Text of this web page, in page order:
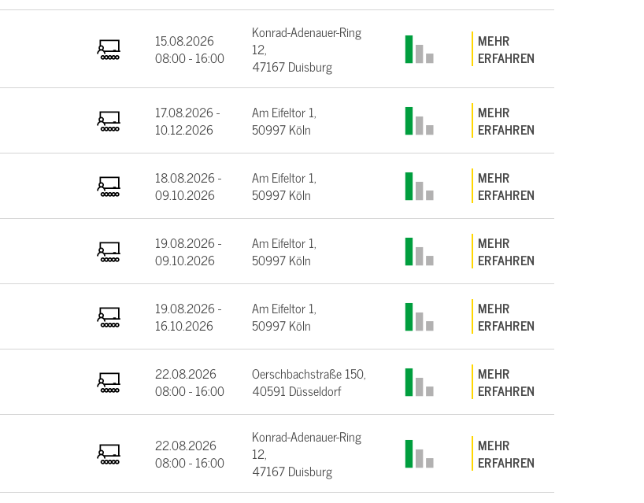
15.08.2026
08:00 - 16:00
Konrad-Adenauer-Ring
12,
47167 Duisburg
MEHR
ERFAHREN
17.08.2026 -
10.12.2026
Am Eifeltor 1,
50997 Köln
MEHR
ERFAHREN
18.08.2026 -
09.10.2026
Am Eifeltor 1,
50997 Köln
MEHR
ERFAHREN
19.08.2026 -
09.10.2026
Am Eifeltor 1,
50997 Köln
MEHR
ERFAHREN
19.08.2026 -
16.10.2026
Am Eifeltor 1,
50997 Köln
MEHR
ERFAHREN
22.08.2026
08:00 - 16:00
Oerschbachstraße 150,
40591 Düsseldorf
MEHR
ERFAHREN
22.08.2026
08:00 - 16:00
Konrad-Adenauer-Ring
12,
47167 Duisburg
MEHR
ERFAHREN